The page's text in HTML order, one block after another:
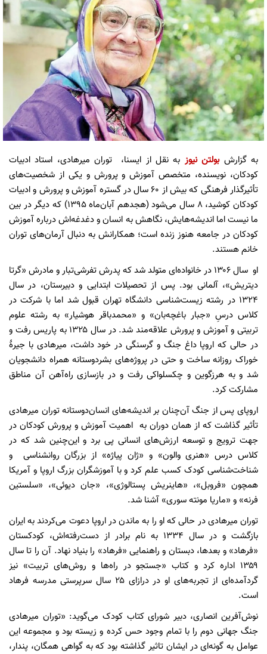
به گزارشبولتن نیوز به نقل از ایسنا، توران میرهادی، استاد ادبیات
کودکان، نویسنده، متخصص آموزش و پرورش و یکی از شخصیت‌های
تأثیرگذار فرهنگی که بیش از ۶۰ سال در گستره آموزش و پرورش و ادبیات
کودکان کوشید، ۸ سال می‌شود (هجدهم آبان‌ماه ۱۳۹۵) که دیگر در بین
ما نیست اما اندیشه‌هایش، نگاهش به انسان و دغدغه‌اش درباره آموزش
کودکان در جامعه هنوز زنده است؛ همکارانش به دنبال آرمان‌های توران
خانم هستند.
او سال ۱۳۰۶ در خانواده‌ای متولد شد که پدرش تفرشی‌تبار و مادرش «گرتا
دیتریش»، آلمانی بود. پس از تحصیلات ابتدایی و دبیرستان، در سال
۱۳۲۴ در رشته زیست‌شناسی دانشگاه تهران قبول شد اما با شرکت در
کلاس درسِ «جبار باغچه‌بان» و «محمدباقر هوشیار» به رشته علوم
تربیتی و آموزش و پرورش علاقه‌مند شد. در سال ۱۳۲۵ به پاریس رفت و
در حالی که اروپا داغ جنگ و گرسنگی در خود داشت، میرهادی با جیرۀ
خوراک روزانه ‌ساخت و حتی در پروژه‌های بشردوستانه همراه دانشجویان
‌شد و به هرزگوین و چکسلواکی رفت و در بازسازی راه‌آهن آن مناطق
مشارکت کرد.
اروپای پس از جنگ آن‌چنان بر اندیشه‌های انسان‌دوستانه توران میرهادی
تأثیر گذاشت که از همان دوران به اهمیت آموزش و پرورش کودکان در
جهت ترویج و توسعه ارزش‌های انسانی پی برد و این‌چنین شد که در
کلاس درس «هنری والون» و «ژان پیاژه» از بزرگان روانشناسی و
شناخت‌شناسی کودک کسب علم کرد و با آموزشگران بزرگ اروپا و آمریکا
همچون «فروبل»، «هاینریش پستالوژی»، «جان دیوئی»، «سلستین
فرنه» و «ماریا مونته سوری» آشنا شد.
توران میرهادی در حالی که او را به ماندن در اروپا دعوت می‌کردند به ایران
بازگشت و در سال ۱۳۳۴ به نام برادر از دست‌رفته‌اش، کودکستان
«فرهاد» و بعدها، دبستان و راهنمایی «فرهاد» را بنیاد نهاد. آن را تا سال
۱۳۵۹ اداره کرد و کتاب «جستجو در راه‌ها و روش‌های تربیت» نیز
گردآمده‌ای از تجربه‌های او در درازای ۲۵ سال سرپرستی مدرسه فرهاد
است.
نوش‌آفرین انصاری، دبیر شورای کتاب کودک می‌گوید: «توران میرهادی
جنگ جهانی دوم را با تمام وجود حس کرده و زیسته بود و مجموعه این
عوامل به گونه‌ای در ایشان تاثیر گذاشته بود که به گواهی همگان، پندار،